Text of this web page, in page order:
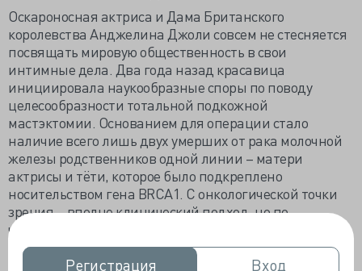
Регистрация
Регистрация Вход
Вход
Оскароносная актриса и Дама Британского
королевства Анджелина Джоли совсем не стесняется
посвящать мировую общественность в свои
интимные дела. Два года назад красавица
инициировала наукообразные споры по поводу
целесообразности тотальной подкожной
мастэктомии. Основанием для операции стало
наличие всего лишь двух умерших от рака молочной
железы родственников одной линии – матери
актрисы и тёти, которое было подкреплено
носительством гена BRCA1. С онкологической точки
зрения – вполне клинический подход, но по-
человечески было жаль роскошного бюста, который
совсем неоправданно считали естественным.
Возможно, некоторая искусственность молочных